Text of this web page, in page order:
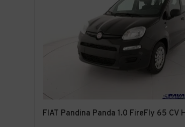
FIAT Pandina Panda 1.0 FireFly 65 CV